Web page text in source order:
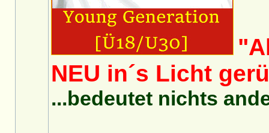
NEU in´s Licht
...bedeutet nichts